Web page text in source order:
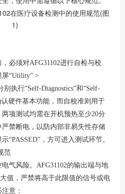
，必须对AFG31102进行自检与校
“Utility” >
别执行“Self-Diagnostics”和“Self-
硬件基本功能，而自校准则用于
项测试均需在开机预热至少20分
禁断电，以防内部非易失性存储
示“PASSED”，方可进入测试环节。
范
气风险。 AFG31102的输出端与地
值，严禁将高于此限值的信号或电
意：